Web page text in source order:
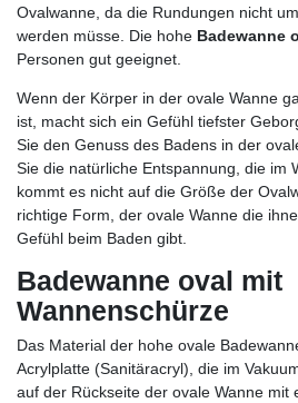
Ovalwanne, da die Rundungen nicht
werden müsse. Die hohe Badewanne
Personen gut geeignet.
Wenn der Körper in der ovale Wanne
ist, macht sich ein Gefühl tiefster
Sie den Genuss des Badens in der
Sie die natürliche Entspannung, die im
kommt es nicht auf die Größe der
richtige Form, der ovale Wanne die
Gefühl beim Baden gibt.
Badewanne oval mit
Wannenschürze
Das Material der hohe ovale
Acrylplatte (Sanitäracryl), die im
auf der Rückseite der ovale Wanne mit